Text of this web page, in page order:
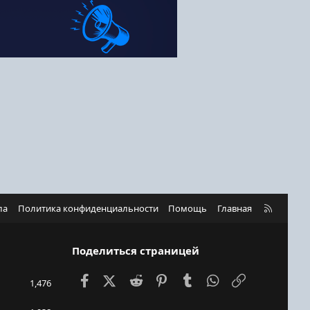
Политика конфиденциальности Помощь Главная
R
1,476
Поделиться страницей
FacebookX (Twitter)
Reddit PinterestTumblr WhatsApp